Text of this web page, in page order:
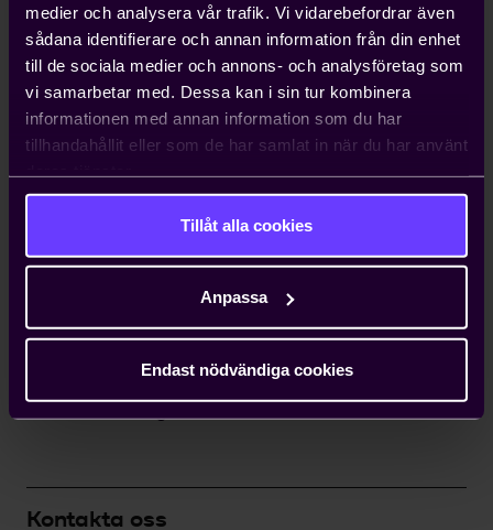
medier och analysera vår trafik. Vi vidarebefordrar även
sådana identifierare och annan information från din enhet
till de sociala medier och annons- och analysföretag som
vi samarbetar med. Dessa kan i sin tur kombinera
informationen med annan information som du har
tillhandahållit eller som de har samlat in när du har använt
Tillåt alla cookies
Anpassa
Endast nödvändiga cookies
Kompetensförsörjning är ett växande
problem för entreprenörer, och att
anställa icke-EU-medborgare kan ta upp
till ett år. Teknikföretagen kan ordna
arbetstillstånd på tio dagar.
Hjälp med att driva viktiga
opinionsarbete i Sverige och EU för att
ta tillvara våra medlemmars intressen.
Genom oss har du möjlighet att påverka
beslut som du som enskilt företag i
Kontakta oss